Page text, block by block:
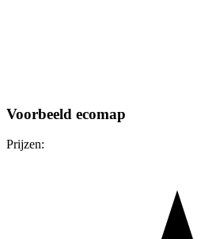
Voorbeeld ecomap
Prijzen: